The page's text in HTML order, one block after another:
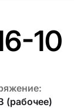
10
(рабочее)